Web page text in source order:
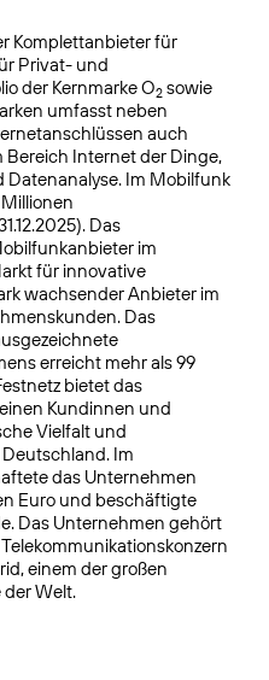
Komplettanbieter für
Privat- und
der Kernmarke O2 sowie
umfasst neben
auch
Bereich Internet der Dinge,
Im Mobilfunk
Das
im
für innovative
wachsender Anbieter im
Das
erreicht mehr als 99
bietet das
Kundinnen und
Vielfalt und
Im
das Unternehmen
Euro und beschäftigte
Das Unternehmen gehört
einem der großen
Welt.